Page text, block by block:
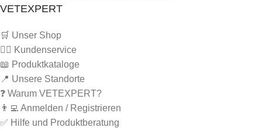
VETEXPERT
🛒 Unser Shop
🙋‍♂️ Kundenservice
📖 Produktkataloge
📍 Unsere Standorte
❓ Warum VETEXPERT?
👨‍💻 Anmelden / Registrieren
✅ Hilfe und Produktberatung